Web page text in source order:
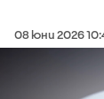
08 юни 2026